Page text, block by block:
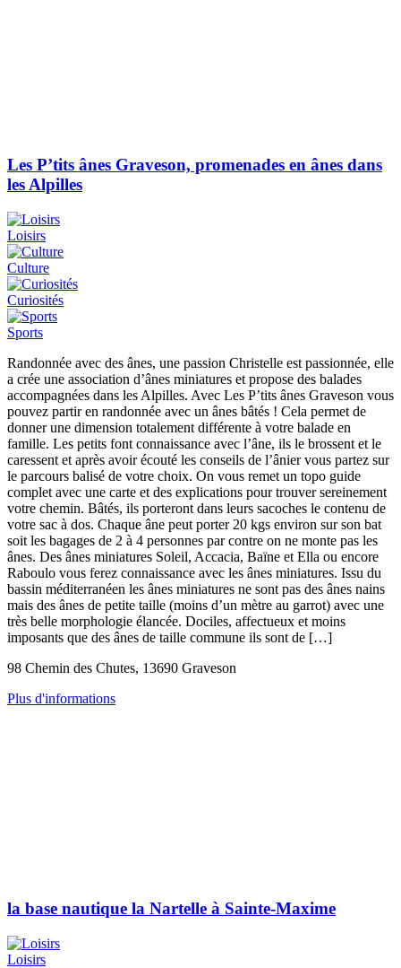
Les P’tits ânes Graveson, promenades en ânes dans
les Alpilles
Loisirs
Culture
Curiosités
Sports
Randonnée avec des ânes, une passion Christelle est passionnée, elle
a crée une association d’ânes miniatures et propose des balades
accompagnées dans les Alpilles. Avec Les P’tits ânes Graveson vous
pouvez partir en randonnée avec un ânes bâtés ! Cela permet de
donner une dimension totalement différente à votre balade en
famille. Les petits font connaissance avec l’âne, ils le brossent et le
caressent et après avoir écouté les conseils de l’ânier vous partez sur
le parcours balisé de votre choix. On vous remet un topo guide
complet avec une carte et des explications pour trouver sereinement
votre chemin. Bâtés, ils porteront dans leurs sacoches le contenu de
votre sac à dos. Chaque âne peut porter 20 kgs environ sur son bat
soit les bagages de 2 à 4 personnes par contre on ne monte pas les
ânes. Des ânes miniatures Soleil, Accacia, Baïne et Ella ou encore
Raboulo vous ferez connaissance avec les ânes miniatures. Issu du
bassin méditerranéen les ânes miniatures ne sont pas des ânes nains
mais des ânes de petite taille (moins d’un mètre au garrot) avec une
très belle morphologie élancée. Dociles, affectueux et moins
imposants que des ânes de taille commune ils sont de […]
98 Chemin des Chutes, 13690 Graveson
Plus d'informations
la base nautique la Nartelle à Sainte-Maxime
Loisirs